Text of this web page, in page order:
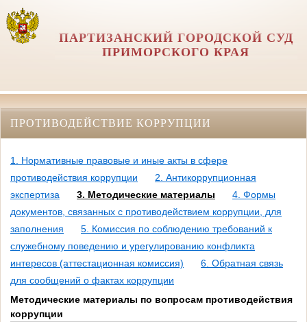
ПАРТИЗАНСКИЙ ГОРОДСКОЙ СУД
ПРИМОРСКОГО КРАЯ
ПРОТИВОДЕЙСТВИЕ КОРРУПЦИИ
1. Нормативные правовые и иные акты в сфере
противодействия коррупции
2. Антикоррупционная
экспертиза
3. Методические материалы
4. Формы
документов, связанных с противодействием коррупции, для
заполнения
5. Комиссия по соблюдению требований к
служебному поведению и урегулированию конфликта
интересов (аттестационная комиссия)
6. Обратная связь
для сообщений о фактах коррупции
Методические материалы по вопросам противодействия
коррупции